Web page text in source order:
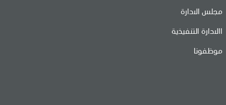
مجلس الادارة
االادارة التنفيذية
موظفونا